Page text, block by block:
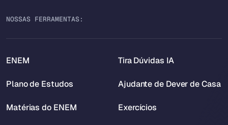
NOSSAS FERRAMENTAS:
ENEM
Plano de Estudos
Matérias do ENEM
Tira Dúvidas IA
Ajudante de Dever de Casa
Exercícios